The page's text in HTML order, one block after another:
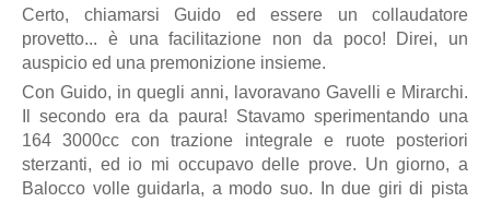
Certo, chiamarsi Guido ed essere un collaudatore
provetto... è una facilitazione non da poco! Direi, un
auspicio ed una premonizione insieme.
Con Guido, in quegli anni, lavoravano Gavelli e Mirarchi.
Il secondo era da paura! Stavamo sperimentando una
164 3000cc con trazione integrale e ruote posteriori
sterzanti, ed io mi occupavo delle prove. Un giorno, a
Balocco volle guidarla, a modo suo. In due giri di pista